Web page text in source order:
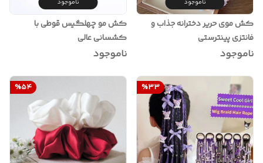
ناموجود
کش موی حریر دخترانه جذاب و
فانتزی پینترستی
ناموجود
ناموجود
کش مو چهلگیس قوطی با
کشسانی عالی
ناموجود
%33
%54